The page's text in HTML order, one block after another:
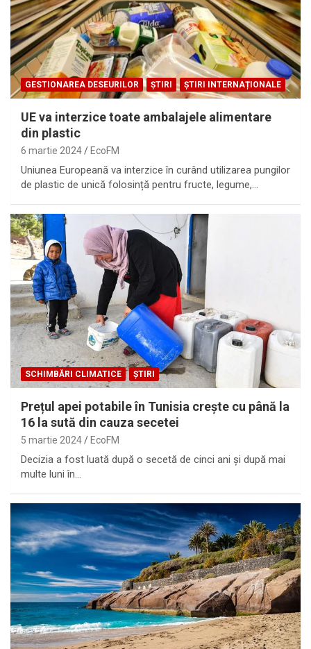
GESTIONAREA DESEURILOR ȘTIRI ȘTIRI INTERNAȚIONALE
UE va interzice toate ambalajele alimentare
din plastic
6 martie 2024 EcoFM
Uniunea Europeană va interzice în curând utilizarea pungilor
de plastic de unică folosință pentru fructe, legume,…
SCHIMBĂRI CLIMATICE ȘTIRI
Prețul apei potabile în Tunisia crește cu până la
16 la sută din cauza secetei
5 martie 2024 EcoFM
Decizia a fost luată după o secetă de cinci ani și după mai
multe luni în…